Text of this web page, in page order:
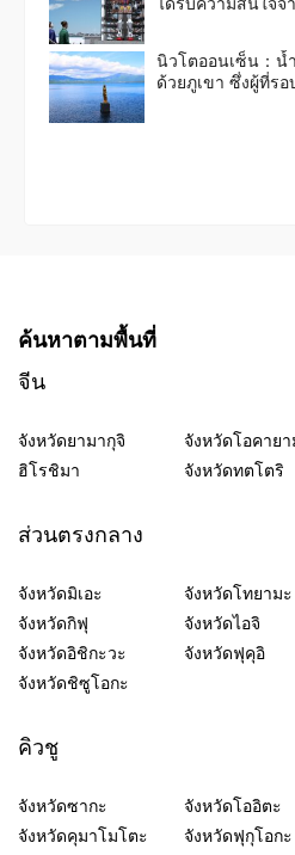
นิวโตออนเซ็น：น้
ด้วยภูเขา ซึ่งผู้ที่รอ
ค้นหาตามพื้นที่
จีน
จังหวัดยามากุจิ จังหวัดโอคายา
ฮิโรชิมา
จังหวัดทตโตริ
ส่วนตรงกลาง
จังหวัดมิเอะ จังหวัดโทยามะ
จังหวัดกิฟุ
จังหวัดไอจิ
จังหวัดอิชิกะวะ
จังหวัดฟุคุอิ
จังหวัดชิซูโอกะ
คิวชู
จังหวัดซากะ จังหวัดโออิตะ
จังหวัดคุมาโมโตะ
จังหวัดฟุกุโอกะ